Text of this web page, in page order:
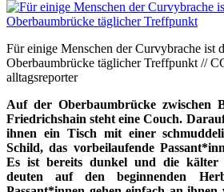
Für einige Menschen der Curvybrache ist
Oberbaumbrücke täglicher Treffpunkt //
alltagsreporter
Auf der Oberbaumbrücke zwischen
Friedrichshain steht eine Couch.
ihnen ein Tisch mit einer
Schild, das vorbeilaufende
Es ist bereits dunkel und die kälter
deuten auf den beginnenden